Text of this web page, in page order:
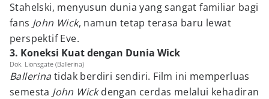
Stahelski, menyusun dunia yang sangat familiar bagi
fans John Wick, namun tetap terasa baru lewat
perspektif Eve.
3. Koneksi Kuat dengan Dunia Wick
Dok. Lionsgate (Ballerina)
Ballerinatidak berdiri sendiri. Film ini memperluas
semesta John Wickdengan cerdas melalui kehadiran